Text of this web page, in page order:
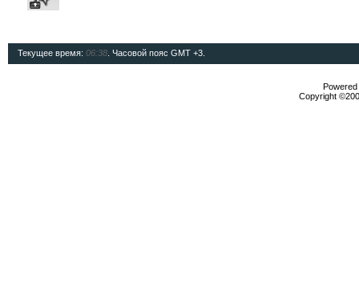
Текущее время: 06:38 . Часовой пояс GMT +3.
Copyright